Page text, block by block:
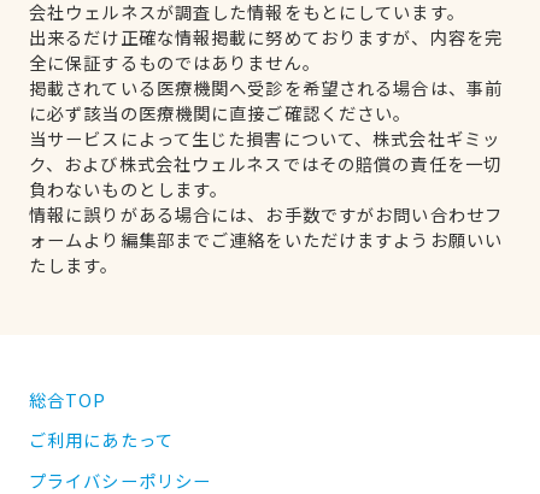
会社ウェルネスが調査した情報をもとにしています。
出来るだけ正確な情報掲載に努めておりますが、内容を完
全に保証するものではありません。
掲載されている医療機関へ受診を希望される場合は、事前
に必ず該当の医療機関に直接ご確認ください。
当サービスによって生じた損害について、株式会社ギミッ
ク、および株式会社ウェルネスではその賠償の責任を一切
負わないものとします。
情報に誤りがある場合には、お手数ですがお問い合わせフ
ォームより編集部までご連絡をいただけますようお願いい
たします。
総合TOP
ご利用にあたって
プライバシーポリシー